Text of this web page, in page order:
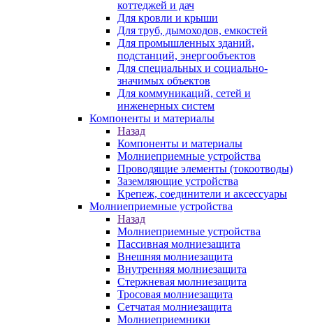
коттеджей и дач
Для кровли и крыши
Для труб, дымоходов, емкостей
Для промышленных зданий,
подстанций, энергообъектов
Для специальных и социально-
значимых объектов
Для коммуникаций, сетей и
инженерных систем
Компоненты и материалы
Назад
Компоненты и материалы
Молниеприемные устройства
Проводящие элементы (токоотводы)
Заземляющие устройства
Крепеж, соединители и аксессуары
Молниеприемные устройства
Назад
Молниеприемные устройства
Пассивная молниезащита
Внешняя молниезащита
Внутренняя молниезащита
Стержневая молниезащита
Тросовая молниезащита
Сетчатая молниезащита
Молниеприемники